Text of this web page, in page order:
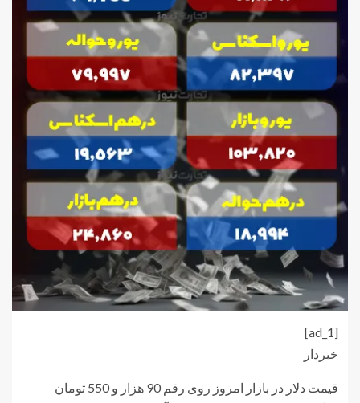
[ad_1]
خبردار
قیمت دلار در بازار امروز روی رقم 90 هزار و 550 تومان